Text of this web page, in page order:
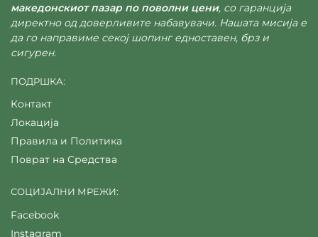
македонскиот пазар по поволни цени, со гаранција
директно од доверливите набавувачи. Нашата мисија е
да го направиме секој шопинг едноставен, брз и
сигурен.
ПОДРШКА:
Контакт
Локација
Правила и Политика
Поврат на Средства
СОЦИЈАЛНИ МРЕЖИ:
Facebook
Instagram